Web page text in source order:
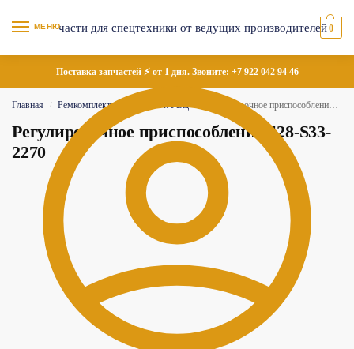
МЕНЮ 0
Поставка запчастей ⚡ от 1 дня. Звоните: +7 922 042 94 46
Главная / Ремкомплекты Трубки и РВД Регулировочное приспособление 428-S33-2270
Регулировочное приспособление 428-S33-
2270